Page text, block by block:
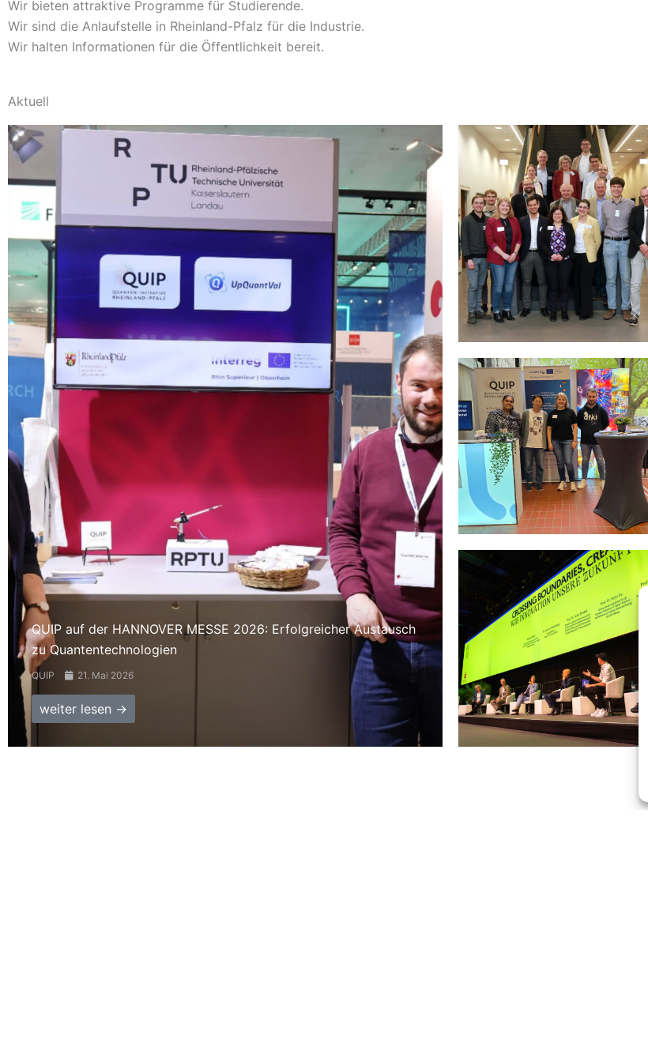
Wir bieten attraktive Programme für Studierende.
Wir sind die Anlaufstelle in Rheinland-Pfalz für die Industrie.
Wir halten Informationen für die Öffentlichkeit bereit.
Aktuell
QUIP auf der HANNOVER MESSE 2026: Erfolgreicher Austausch
zu Quantentechnologien
QUIP 21. Mai 2026
weiter lesen →